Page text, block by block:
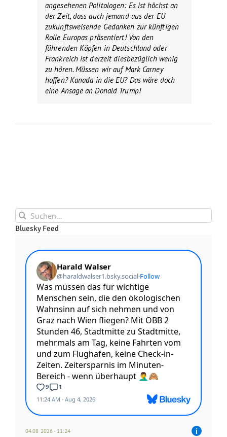
angesehenen Politologen: Es ist höchst an
der Zeit, dass auch jemand aus der EU
zukunftsweisende Gedanken zur künftigen
Rolle Europas präsentiert! Von den
führenden Köpfen in Deutschland oder
Frankreich ist derzeit diesbezüglich wenig
zu hören. Müssen wir auf Mark Carney
hoffen? Kanada in die EU? Das wäre doch
eine Ansage an Donald Trump!
Suche
nach:
Bluesky Feed
04.08 2026 - 11:24